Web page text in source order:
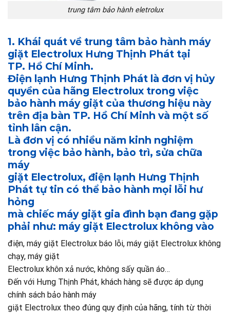
trung tâm bảo hành eletrolux
1. Khái quát về trung tâm bảo hành máy
giặt Electrolux Hưng Thịnh Phát tại
TP. Hồ Chí Minh.
Điện lạnh Hưng Thịnh Phát là đơn vị hủy
quyền của hãng Electrolux trong việc
bảo hành máy giặt của thương hiệu này
trên địa bàn TP. Hồ Chí Minh và một số
tỉnh lân cận.
Là đơn vị có nhiều năm kinh nghiệm
trong việc bảo hành, bảo trì, sửa chữa
máy
giặt Electrolux, điện lạnh Hưng Thịnh
Phát tự tin có thể bảo hành mọi lỗi hư
hỏng
mà chiếc máy giặt gia đình bạn đang gặp
phải như: máy giặt Electrolux không vào
điện, máy giặt Electrolux báo lỗi, máy giặt Electrolux không
chạy, máy giặt
Electrolux khôn xả nước, không sấy quần áo…
Đến với Hưng Thịnh Phát, khách hàng sẽ được áp dụng
chính sách bảo hành máy
giặt Electrolux theo đúng quy định của hãng, tính từ thời